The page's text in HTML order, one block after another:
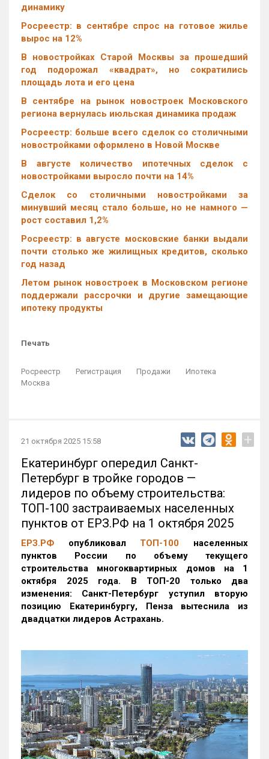
динамику
Росреестр: в сентябре спрос на готовое жилье
вырос на 12%
В новостройках Старой Москвы за прошедший
год подорожал «квадрат», но сократились
площадь лота и его цена
В сентябре на рынок новостроек Московского
региона вернулась июльская динамика продаж
Росреестр: больше всего сделок со столичными
новостройками оформлено в Новой Москве
В августе количество ипотечных сделок с
новостройками выросло почти на 14%
Cделок со столичными новостройками за
минувший месяц стало больше, но не намного —
рост составил 1,2%
Росреестр: в августе московские банки выдали
почти столько же жилищных кредитов, сколько
год назад
Летом рынок новостроек в Московском регионе
поддержали рассрочки и другие замещающие
ипотеку продукты
Печать
Росреестр Регистрация Продажи
Ипотека
Москва
21 октября 2025 15:58 +
Екатеринбург опередил Санкт-
Петербург в тройке городов —
лидеров по объему строительства:
ТОП-100 застраиваемых населенных
пунктов от ЕРЗ.РФ на 1 октября 2025
ЕРЗ.РФ опубликовал ТОП-100 населенных
пунктов России по объему текущего
строительства многоквартирных домов на 1
октября 2025 года. В ТОП-20 только два
изменения: Санкт-Петербург уступил вторую
позицию Екатеринбургу, Пенза вытеснила из
двадцатки лидеров Астрахань.